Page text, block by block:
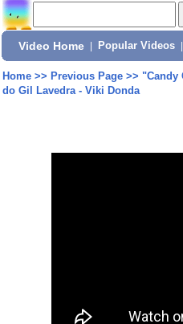
Video Home Popular Videos
Home>> Previous Page>> "Candy
do Gil Lavedra - Viki Donda